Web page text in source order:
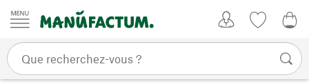
Passer au contenu